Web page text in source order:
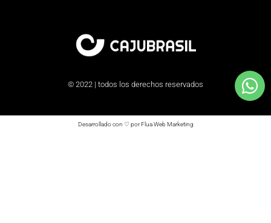
© 2022 | todos los derechos reservados
Desarrollado con ♡ por Flua Web Marketing